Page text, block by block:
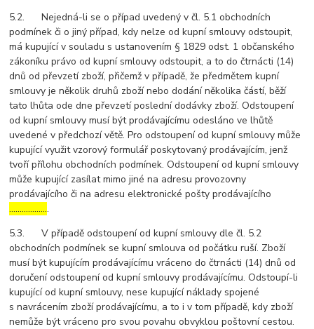
5.2. Nejedná-li se o případ uvedený v čl. 5.1 obchodních
podmínek či o jiný případ, kdy nelze od kupní smlouvy odstoupit,
má kupující v souladu s ustanovením § 1829 odst. 1 občanského
zákoníku právo od kupní smlouvy odstoupit, a to do čtrnácti (14)
dnů od převzetí zboží, přičemž v případě, že předmětem kupní
smlouvy je několik druhů zboží nebo dodání několika částí, běží
tato lhůta ode dne převzetí poslední dodávky zboží. Odstoupení
od kupní smlouvy musí být prodávajícímu odesláno ve lhůtě
uvedené v předchozí větě. Pro odstoupení od kupní smlouvy může
kupující využit vzorový formulář poskytovaný prodávajícím, jenž
tvoří přílohu obchodních podmínek. Odstoupení od kupní smlouvy
může kupující zasílat mimo jiné na adresu provozovny
prodávajícího či na adresu elektronické pošty prodávajícího
……………….
5.3. V případě odstoupení od kupní smlouvy dle čl. 5.2
obchodních podmínek se kupní smlouva od počátku ruší. Zboží
musí být kupujícím prodávajícímu vráceno do čtrnácti (14) dnů od
doručení odstoupení od kupní smlouvy prodávajícímu. Odstoupí-li
kupující od kupní smlouvy, nese kupující náklady spojené
s navrácením zboží prodávajícímu, a to i v tom případě, kdy zboží
nemůže být vráceno pro svou povahu obvyklou poštovní cestou.